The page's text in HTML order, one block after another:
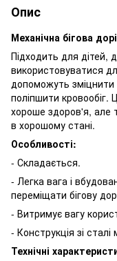
Опис
Механічна бігова
Підходить для дітей,
використовуватися
допоможуть
поліпшити кровообіг.
хороше здоров'я, але
в хорошому стані.
Особливості:
- Складається.
- Легка вага і
переміщати бігову
- Витримує вагу
- Конструкція зі сталі
Технічні